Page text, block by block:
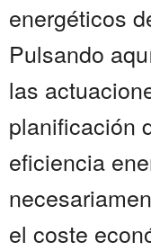
energéticos
Pulsando
las
planificación
eficiencia
el coste